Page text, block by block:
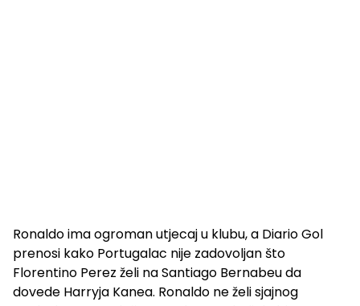
Ronaldo ima ogroman utjecaj u klubu, a Diario Gol
prenosi kako Portugalac nije zadovoljan što
Florentino Perez želi na Santiago Bernabeu da
dovede Harryja Kanea. Ronaldo ne želi sjajnog